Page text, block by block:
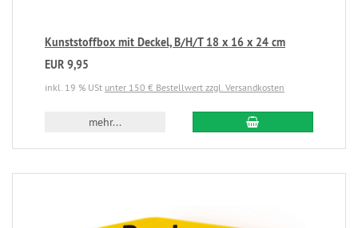
Kunststoffbox mit Deckel, B/H/T 18 x 16 x 24 cm
EUR 9,95
inkl. 19 % USt unter 150 € Bestellwert zzgl. Versandkosten
mehr...